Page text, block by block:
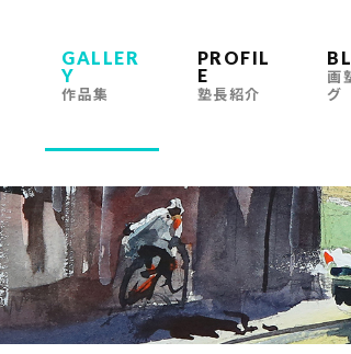
GALLER
Y
作品集
PROFIL
E
塾長紹介
画
グ